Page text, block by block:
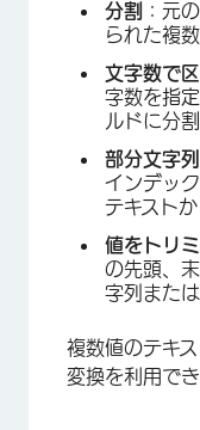
分割
：元
られた複
文字数で
字数を指
ルドに分割
部分文字
インデッ
テキスト
値をトリミ
の先頭、
字列また
複数値のテキ
変換を利用でき